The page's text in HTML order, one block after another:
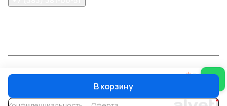
В корзину
© 2026 Интер-Двери